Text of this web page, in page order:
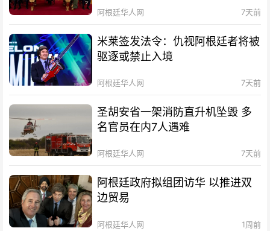
阿根廷华人网 7天前
米莱签发法令：仇视阿根廷者将被
驱逐或禁止入境
阿根廷华人网 7天前
圣胡安省一架消防直升机坠毁 多
名官员在内7人遇难
阿根廷华人网 7天前
阿根廷政府拟组团访华 以推进双
边贸易
阿根廷华人网 1周前